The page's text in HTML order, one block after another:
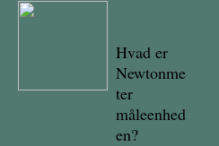
Hvad er
Newtonme
ter
måleenhed
en?